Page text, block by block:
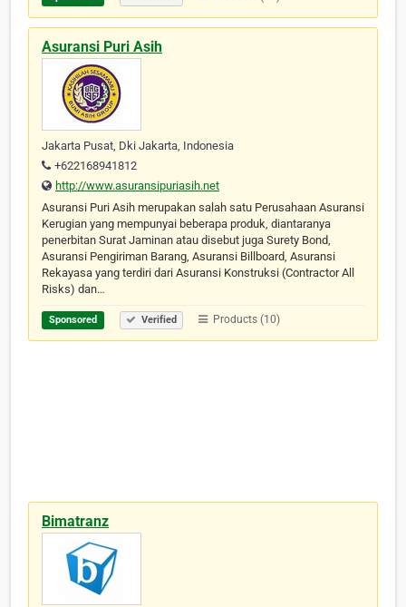
Asuransi Puri Asih
Jakarta Pusat, Dki Jakarta, Indonesia
+622168941812
http://www.asuransipuriasih.net
Asuransi Puri Asih merupakan salah satu Perusahaan Asuransi
Kerugian yang mempunyai beberapa produk, diantaranya
penerbitan Surat Jaminan atau disebut juga Surety Bond,
Asuransi Pengiriman Barang, Asuransi Billboard, Asuransi
Rekayasa yang terdiri dari Asuransi Konstruksi (Contractor All
Risks) dan…
Sponsored Verified Products (10)
Bimatranz